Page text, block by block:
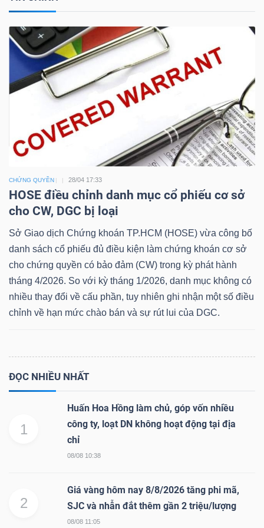
CHỨNG QUYỀN 28/04 17:33
HOSE điều chỉnh danh mục cổ phiếu cơ sở
cho CW, DGC bị loại
Sở Giao dịch Chứng khoán TP.HCM (HOSE) vừa công bố
danh sách cổ phiếu đủ điều kiện làm chứng khoán cơ sở
cho chứng quyền có bảo đảm (CW) trong kỳ phát hành
tháng 4/2026. So với kỳ tháng 1/2026, danh mục không có
nhiều thay đổi về cấu phần, tuy nhiên ghi nhận một số điều
chỉnh về hạn mức chào bán và sự rút lui của DGC.
ĐỌC NHIỀU NHẤT
1
Huấn Hoa Hồng làm chủ, góp vốn nhiều
công ty, loạt DN không hoạt động tại địa
chỉ
08/08 10:38
2
Giá vàng hôm nay 8/8/2026 tăng phi mã,
SJC và nhẫn đắt thêm gần 2 triệu/lượng
08/08 11:05
Công
cụ
Truyền
thông
tài
chính
Dữ